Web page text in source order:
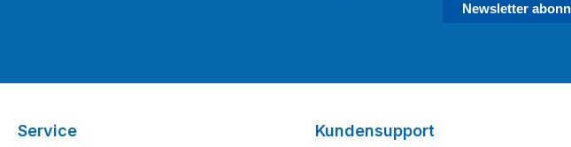
Newsletter
Service Kundensupport